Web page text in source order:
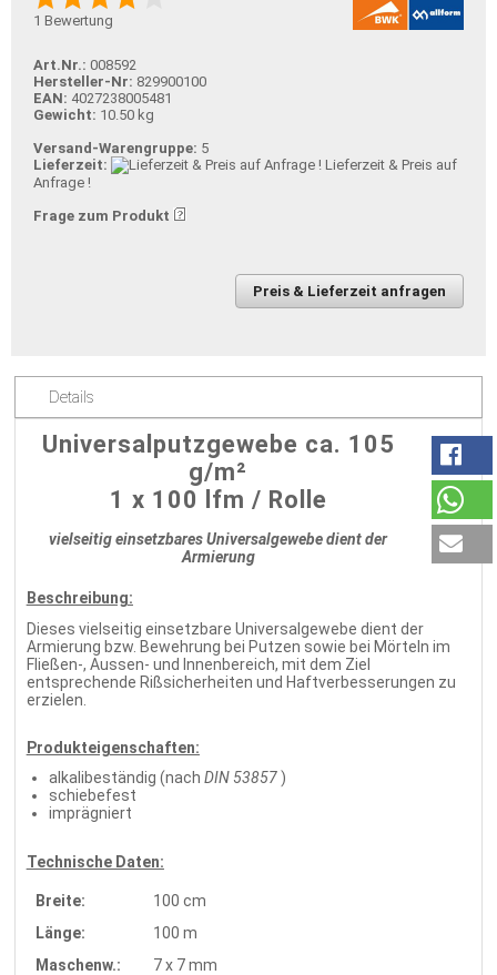
1 Bewertung
Art.Nr.: 008592
Hersteller-Nr: 829900100
EAN: 4027238005481
Gewicht: 10.50 kg
Versand-Warengruppe: 5
Lieferzeit:
Lieferzeit & Preis auf
Anfrage !
Frage zum Produkt
Preis & Lieferzeit anfragen
Details
Universalputzgewebe ca. 105
g/m²
1 x 100 lfm / Rolle
vielseitig einsetzbares Universalgewebe dient der
Armierung
Beschreibung:
Dieses vielseitig einsetzbare Universalgewebe dient der
Armierung bzw. Bewehrung bei Putzen sowie bei Mörteln im
Fließen-, Aussen- und Innenbereich, mit dem Ziel
entsprechende Rißsicherheiten und Haftverbesserungen zu
erzielen.
Produkteigenschaften:
alkalibeständig (nach DIN 53857 )
schiebefest
imprägniert
Technische Daten:
Breite:
100 cm
Länge:
100 m
Maschenw.:
7 x 7 mm